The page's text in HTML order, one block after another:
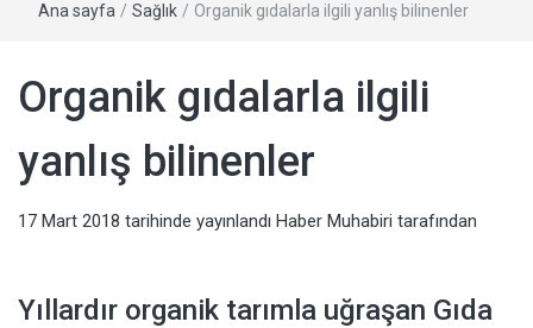
Haberleri,
Haberler,
Televizyon,
Sağlık, Moda
Haberleri
Ana sayfa / Sağlık / Organik gıdalarla ilgili yanlış bilinenler
Organik gıdalarla ilgili
yanlış bilinenler
17 Mart 2018 tarihinde yayınlandı Haber Muhabiri tarafından
Yıllardır organik tarımla uğraşan Gıda